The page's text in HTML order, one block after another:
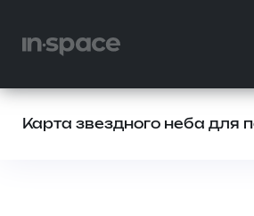
Карта звездного неба для